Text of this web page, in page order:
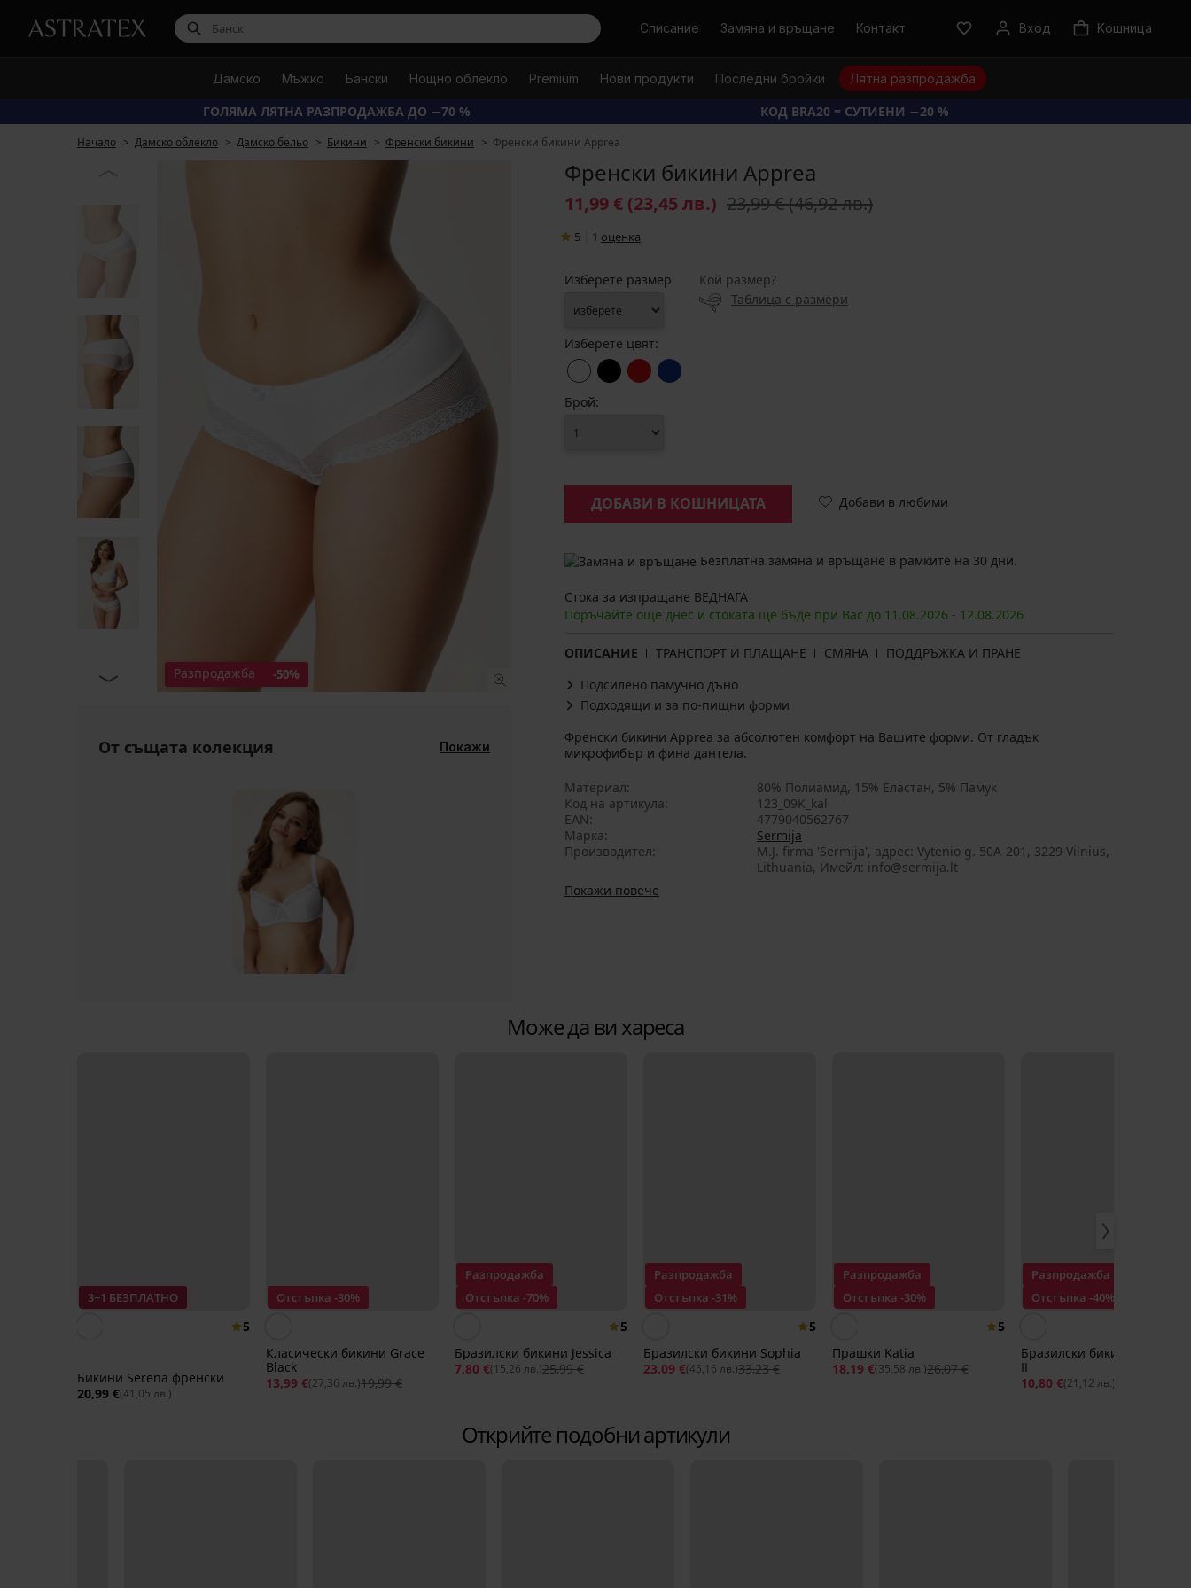
ТърсиСписание Замяна и връщане Контакт Вход Kошница
Дамско Мъжко Бански Нощно облекло Premium Нови продукти Последни бройки Лятна разпродажба
ГОЛЯМА ЛЯТНА РАЗПРОДАЖБА ДО −70 % КОД BRA20 = СУТИЕНИ −20 %
Начало Дамско облекло Дамско бельо Бикини Френски бикини Френски бикини Apprea
Разпродажба -50%
От същата колекция Покажи
Френски бикини Apprea
11,99 € (23,45 лв.) 23,99 €(46,92 лв.)
5 1 oценка
Изберете размер
Кой размер?
Таблица с размери
Изберете цвят:
Брой:
ДОБАВИ В КОШНИЦАТА Добави в любими
Безплатна замяна и връщане в рамките на 30 дни.
Стока за изпращане ВЕДНАГА
Поръчайте още днес и стоката ще бъде при Вас до 11.08.2026 - 12.08.2026
ОПИСАНИЕ ТРАНСПОРТ И ПЛАЩАНЕ СМЯНА
ПОДДРЪЖКА И ПРАНЕ
Подсилено памучно дъно
Подходящи и за по-пищни форми
Френски бикини Apprea за абсолютен комфорт на Вашите форми. От гладък
микрофибър и фина дантела.
Материал
80% Полиамид, 15% Еластан, 5% Памук
Код на артикула
123_09K_kal
EAN
4779040562767
Марка
Sermija
Производител
M.J. firma 'Sermija', aдрес: Vytenio g. 50A-201, 3229 Vilnius,
Lithuania, Имейл: info@sermija.lt
Покажи повече
Може да ви хареса
3+1 БЕЗПЛАТНО
5
Бикини Serena френски
20,99 €(41,05 лв.)
Отстъпка -30%
Класически бикини Grace
Black
13,99 €(27,36 лв.)19,99 €
Разпродажба
Отстъпка -70%
5
Бразилски бикини Jessica
7,80 €(15,26 лв.)25,99 €
Разпродажба
Отстъпка -31%
5
Бразилски бикини Sophia
23,09 €(45,16 лв.)33,23 €
Разпродажба
Отстъпка -30%
5
Прашки Katia
18,19 €(35,58 лв.)26,07 €
Разпродажба
Отстъпка -40%
Бразилски бикини Amanda
II
10,80 €(21,12 лв.)
Открийте подобни артикули